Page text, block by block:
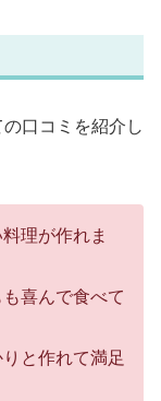
の口コミを紹介し
理が作れま
喜んで食べて
と作れて満足